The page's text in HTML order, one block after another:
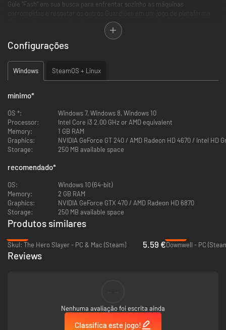
Guie "Fash" em sua busca para enfrentar sozinho as máquinas
2D roguelite repleto de ação atmosférica e construção.
Explore diferentes ambientes interconectados com a rejogabilidade de
um jogo roguelite enquanto coleta materiais para criar seu arsenal de
armas único.
Configurações
Windows SteamOS + Linux
mínimo*
OS *:
Windows 7, Windows 8, Windows 10
Processor:
Intel Core i3 2.00 GHz or AMD equivalent
Memory:
1 GB RAM
Graphics:
NVIDIA GeForce GT 240 / AMD Radeon HD 4670 / Intel HD
Storage:
250 MB available space
recomendado*
OS:
Windows 10 (64-bit)
Memory:
2 GB RAM
Graphics:
NVIDIA GeForce GTX 470 / AMD Radeon HD 6870
Storage:
250 MB available space
Produtos similares
Skul: The Hero Slayer - PC & Mac (Steam)
5.59 €Downwell - PC
Reviews
Nenhuma avaliação foi escrita ainda
Classifica este jogo!